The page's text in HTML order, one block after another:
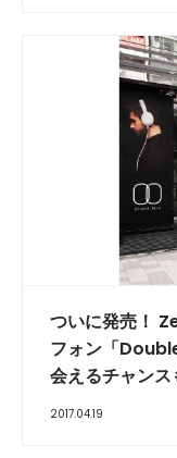
ついに発売！
フォン「
会えるチャンス
2017.04.19